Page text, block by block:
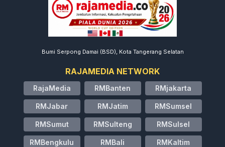
Bumi Serpong Damai (BSD), Kota Tangerang Selatan
RAJAMEDIA NETWORK
RajaMedia RMBanten RMjakarta
RMJabar RMJatim RMSumsel
RMSumut RMSulteng RMSulsel
RMBengkulu RMBali RMKaltim